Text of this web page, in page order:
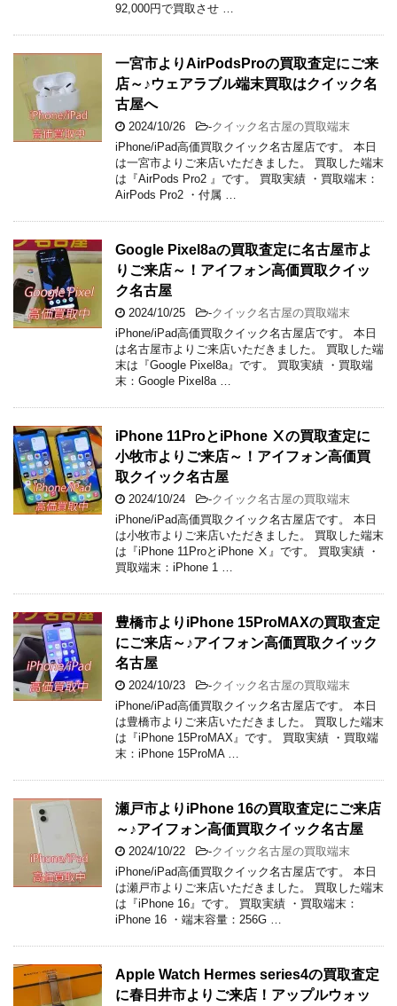
92,000円で買取させ …
一宮市よりAirPodsProの買取査定にご来
店～♪ウェアラブル端末買取はクイック名
古屋へ
2024/10/26 -クイック名古屋の買取端末
iPhone/iPad高価買取クイック名古屋店です。 本日
は一宮市よりご来店いただきました。 買取した端末
は『AirPods Pro2 』です。 買取実績 ・買取端末：
AirPods Pro2 ・付属 …
Google Pixel8aの買取査定に名古屋市よ
りご来店～！アイフォン高価買取クイッ
ク名古屋
2024/10/25 -クイック名古屋の買取端末
iPhone/iPad高価買取クイック名古屋店です。 本日
は名古屋市よりご来店いただきました。 買取した端
末は『Google Pixel8a』です。 買取実績 ・買取端
末：Google Pixel8a …
iPhone 11ProとiPhone Ⅹの買取査定に
小牧市よりご来店～！アイフォン高価買
取クイック名古屋
2024/10/24 -クイック名古屋の買取端末
iPhone/iPad高価買取クイック名古屋店です。 本日
は小牧市よりご来店いただきました。 買取した端末
は『iPhone 11ProとiPhone Ⅹ』です。 買取実績 ・
買取端末：iPhone 1 …
豊橋市よりiPhone 15ProMAXの買取査定
にご来店～♪アイフォン高価買取クイック
名古屋
2024/10/23 -クイック名古屋の買取端末
iPhone/iPad高価買取クイック名古屋店です。 本日
は豊橋市よりご来店いただきました。 買取した端末
は『iPhone 15ProMAX』です。 買取実績 ・買取端
末：iPhone 15ProMA …
瀬戸市よりiPhone 16の買取査定にご来店
～♪アイフォン高価買取クイック名古屋
2024/10/22 -クイック名古屋の買取端末
iPhone/iPad高価買取クイック名古屋店です。 本日
は瀬戸市よりご来店いただきました。 買取した端末
は『iPhone 16』です。 買取実績 ・買取端末：
iPhone 16 ・端末容量：256G …
Apple Watch Hermes series4の買取査定
に春日井市よりご来店！アップルウォッ